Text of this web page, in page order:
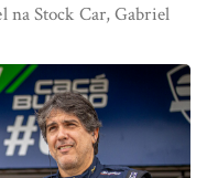
na Stock Car, Gabriel